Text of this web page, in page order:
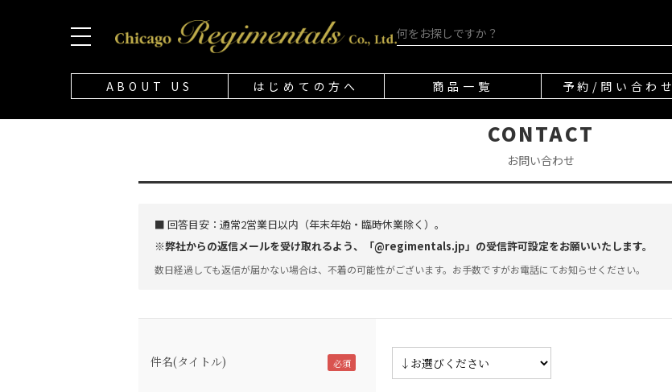
ABOUT US はじめての方へ 商品一覧 予約/問い合わせ
CONTACT
お問い合わせ
■ 回答目安： 通常2営業日以内（年末年始・臨時休業除く）。
※弊社からの返信メールを受け取れるよう、「@regimentals.jp」の受信許可設定をお願いいたします。
数日経過しても返信が届かない場合は、不着の可能性がございます。お手数ですがお電話にてお知らせください。
件名(タイトル)